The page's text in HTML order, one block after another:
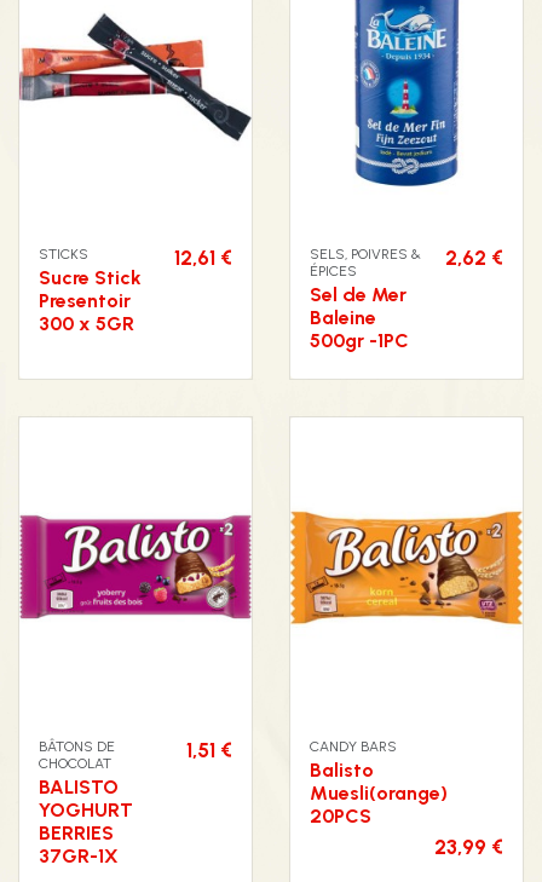
STICKS
Sucre Stick
Presentoir
300 x 5GR
12,61 €
SELS, POIVRES &
ÉPICES
Sel de Mer
Baleine
500gr -1PC
2,62 €
BÂTONS DE
CHOCOLAT
BALISTO
YOGHURT
BERRIES
37GR-1X
1,51 € CANDY BARS
Balisto
Muesli(orange)
20PCS
23,99 €